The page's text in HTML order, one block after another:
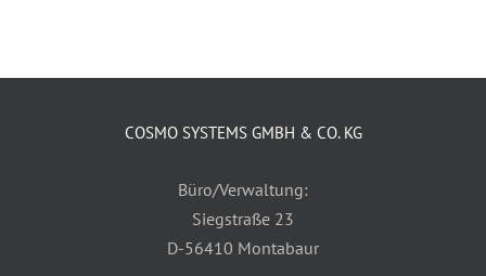
COSMO SYSTEMS GMBH & CO. KG
Büro/Verwaltung:
Siegstraße 23
D-56410 Montabaur